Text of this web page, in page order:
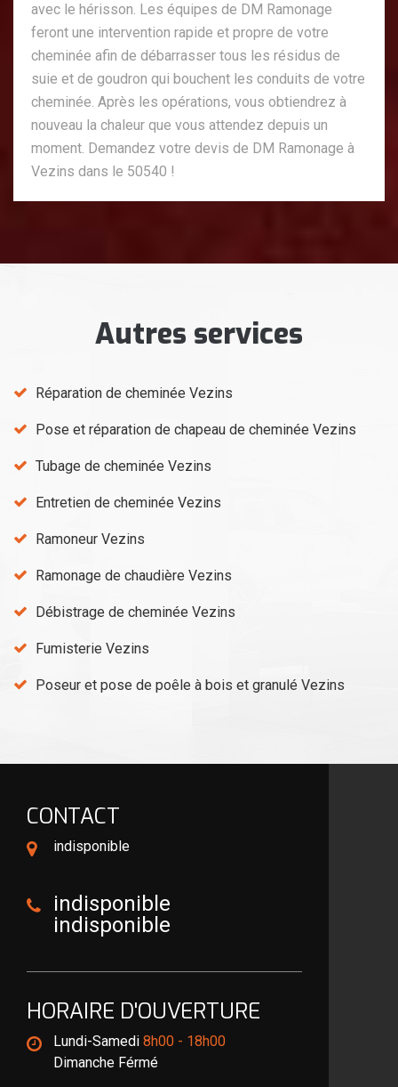
avec le hérisson. Les équipes de DM Ramonage
feront une intervention rapide et propre de votre
cheminée afin de débarrasser tous les résidus de
suie et de goudron qui bouchent les conduits de votre
cheminée. Après les opérations, vous obtiendrez à
nouveau la chaleur que vous attendez depuis un
moment. Demandez votre devis de DM Ramonage à
Vezins dans le 50540 !
Autres services
Réparation de cheminée Vezins
Pose et réparation de chapeau de cheminée Vezins
Tubage de cheminée Vezins
Entretien de cheminée Vezins
Ramoneur Vezins
Ramonage de chaudière Vezins
Débistrage de cheminée Vezins
Fumisterie Vezins
Poseur et pose de poêle à bois et granulé Vezins
CONTACT
indisponible
indisponible
indisponible
HORAIRE D'OUVERTURE
Lundi-Samedi 8h00 - 18h00
Dimanche Férmé